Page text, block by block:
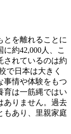
とを離れることに
約42,000人、こ
されているのは約
で日本は大きく
事情や体験をもつ
育は一筋縄ではい
ありません。過去
もあり、里親家庭